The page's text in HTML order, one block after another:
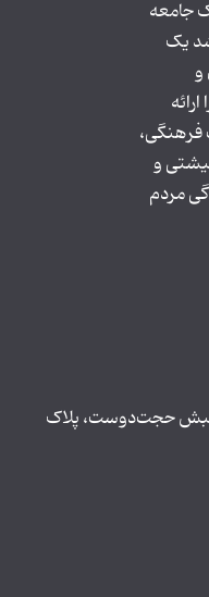
جامعه
یک
و
و
مردم
نبش حجت‌دوست، پلاک